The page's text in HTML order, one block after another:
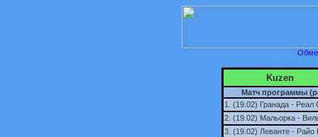
Kuzen
Матч программы
1. (19.02) Гранада - Реал
2. (19.02) Мальорка -
3. (19.02) Леванте - Райо